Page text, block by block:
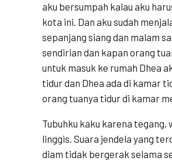
aku bersumpah kalau aku
kota ini. Dan aku sudah
sepanjang siang dan malam
sendirian dan kapan orang
untuk masuk ke rumah Dhea
tidur dan Dhea ada di kamar
orang tuanya tidur di kamar
Tubuhku kaku karena
linggis. Suara jendela yang
diam tidak bergerak selama